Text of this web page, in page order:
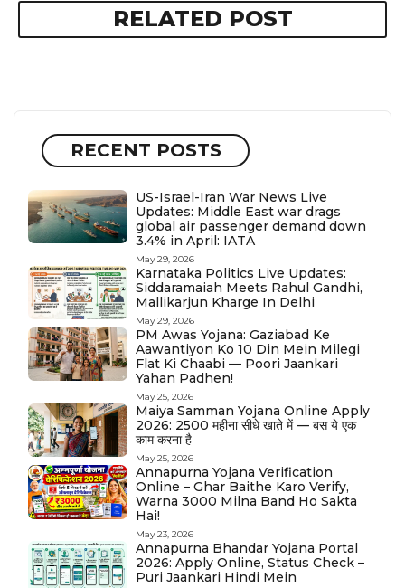
RELATED POST
RECENT POSTS
US-Israel-Iran War News Live
Updates: Middle East war drags
global air passenger demand down
3.4% in April: IATA
May 29, 2026
Karnataka Politics Live Updates:
Siddaramaiah Meets Rahul Gandhi,
Mallikarjun Kharge In Delhi
May 29, 2026
PM Awas Yojana: Gaziabad Ke
Aawantiyon Ko 10 Din Mein Milegi
Flat Ki Chaabi — Poori Jaankari
Yahan Padhen!
May 25, 2026
Maiya Samman Yojana Online Apply
2026: ₹2500 महीना सीधे खाते में — बस ये एक
काम करना है
May 25, 2026
Annapurna Yojana Verification
Online – Ghar Baithe Karo Verify,
Warna ₹3000 Milna Band Ho Sakta
Hai!
May 23, 2026
Annapurna Bhandar Yojana Portal
2026: Apply Online, Status Check –
Puri Jaankari Hindi Mein